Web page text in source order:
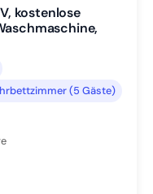
kostenlose
(5 Gäste)